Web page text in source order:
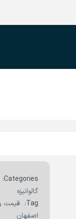
Categories:
گالوانیزه
Tag:
قیمت
اصفهان